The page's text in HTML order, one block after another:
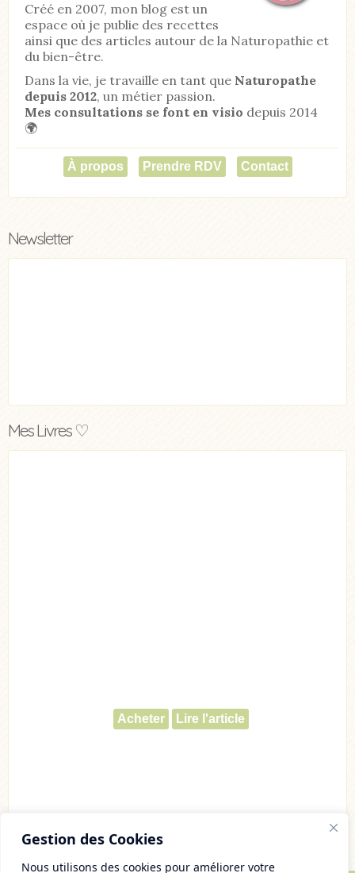
Gestion des Cookies
Nous utilisons des cookies pour améliorer votre
Créé en 2007, mon blog est un
espace où je publie des recettes
ainsi que des articles autour de la Naturopathie et
du bien-être.
Dans la vie, je travaille en tant que Naturopathe
depuis 2012, un métier passion.
Mes consultations se font en visio depuis 2014
🌍
À propos Prendre RDV Contact
Newsletter
Mes Livres ♡
Acheter Lire l'article